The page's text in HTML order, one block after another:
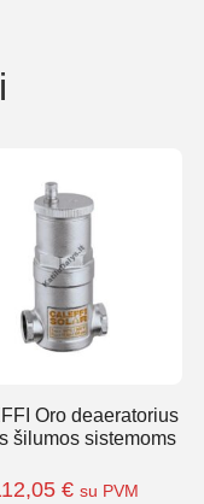
Oro deaeratorius
šilumos sistemoms
€ su PVM